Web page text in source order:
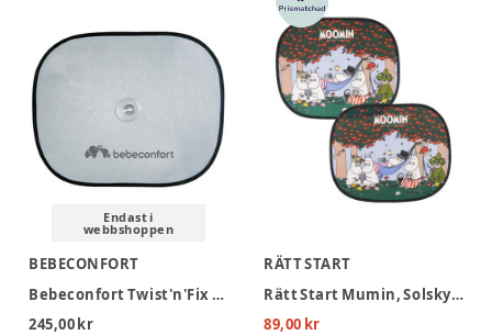
Endast i
webbshoppen
BEBECONFORT
Bebeconfort Twist'n'Fix Solskydd
245,00 kr
RÄTT START
Rätt Start Mumin, Solskydd
89,00 kr